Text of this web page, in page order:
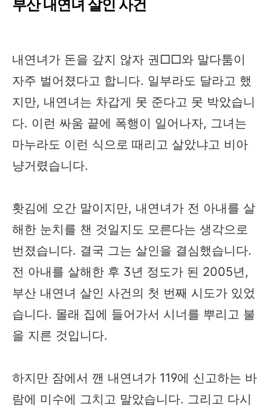
부산 내연녀 살인 사건
내연녀가 돈을 갚지 않자 권□□와 말다툼이
자주 벌어졌다고 합니다. 일부라도 달라고 했
지만, 내연녀는 차갑게 못 준다고 못 박았습니
다. 이런 싸움 끝에 폭행이 일어나자, 그녀는
마누라도 이런 식으로 때리고 살았냐고 비아
냥거렸습니다.
홧김에 오간 말이지만, 내연녀가 전 아내를 살
해한 눈치를 챈 것일지도 모른다는 생각으로
번졌습니다. 결국 그는 살인을 결심했습니다.
전 아내를 살해한 후 3년 정도가 된 2005년,
부산 내연녀 살인 사건의 첫 번째 시도가 있었
습니다. 몰래 집에 들어가서 시너를 뿌리고 불
을 지른 것입니다.
하지만 잠에서 깬 내연녀가 119에 신고하는 바
람에 미수에 그치고 말았습니다. 그리고 다시